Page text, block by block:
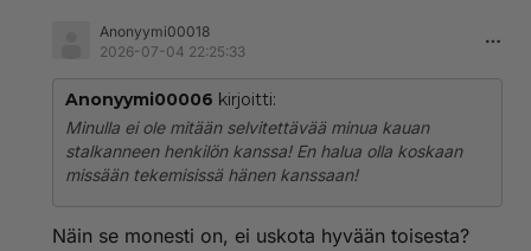
Anonyymi00018
2026-07-04 22:25:33
Anonyymi00006 kirjoitti:
Minulla ei ole mitään selvitettävää minua kauan
stalkanneen henkilön kanssa! En halua olla koskaan
missään tekemisissä hänen kanssaan!
Näin se monesti on, ei uskota hyvään toisesta?